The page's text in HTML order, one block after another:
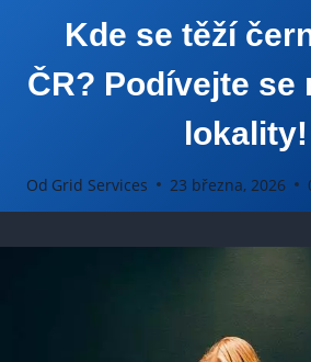
Kde se těží
ČR? Podívejte se
lokality!
Od Grid Services 23 března, 2026